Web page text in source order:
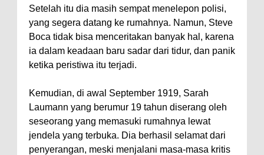
Setelah itu dia masih sempat menelepon polisi,
yang segera datang ke rumahnya. Namun, Steve
Boca tidak bisa menceritakan banyak hal, karena
ia dalam keadaan baru sadar dari tidur, dan panik
ketika peristiwa itu terjadi.
Kemudian, di awal September 1919, Sarah
Laumann yang berumur 19 tahun diserang oleh
seseorang yang memasuki rumahnya lewat
jendela yang terbuka. Dia berhasil selamat dari
penyerangan, meski menjalani masa-masa kritis